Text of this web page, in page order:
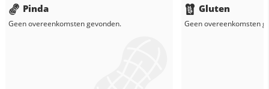
Pinda
Geen overeenkomsten gevonden.
Gluten
Geen overeenkomsten